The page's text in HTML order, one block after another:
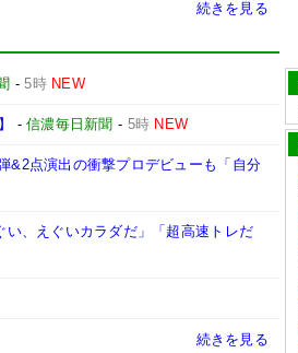
続きを見る
-5時 NEW
-信濃毎日新聞 - 5時 NEW
&2点演出の衝撃プロデビューも「自分
い、えぐいカラダだ」「超高速トレだ
続きを見る